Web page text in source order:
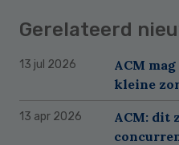
Gerelateerd
13 jul 2026
ACM
kleine
13 apr 2026
ACM: dit